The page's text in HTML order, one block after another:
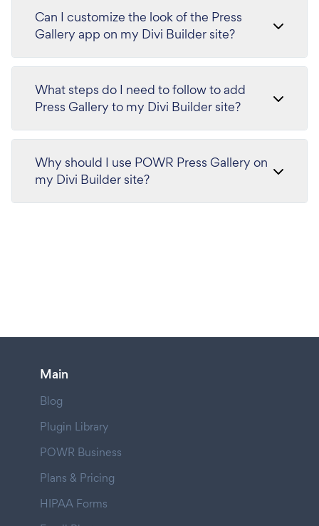
Can I customize the look of the Press
Gallery app on my Divi Builder site?
What steps do I need to follow to add
Press Gallery to my Divi Builder site?
Why should I use POWR Press Gallery on
my Divi Builder site?
Main
Blog
Plugin Library
POWR Business
Plans & Pricing
HIPAA Forms